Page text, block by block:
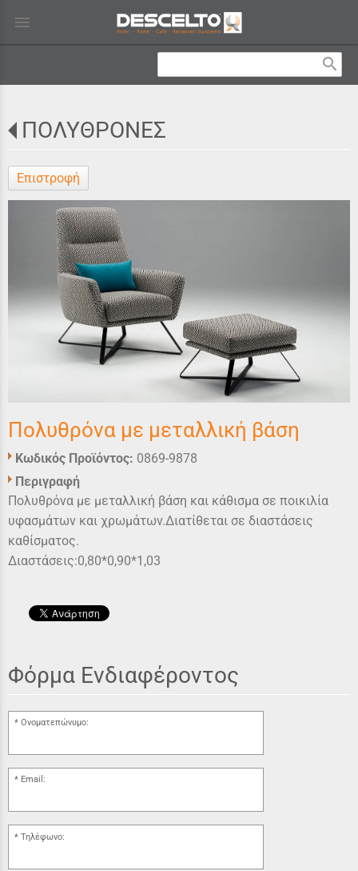
menu
search
ΠΟΛΥΘΡΟΝΕΣ
Επιστροφή
Πολυθρόνα με μεταλλική βάση
Κωδικός Προϊόντος: 0869-9878
Περιγραφή
Πολυθρόνα με μεταλλική βάση και κάθισμα σε ποικιλία
υφασμάτων και χρωμάτων.Διατίθεται σε διαστάσεις
καθίσματος.
Διαστάσεις:0,80*0,90*1,03
Φόρμα Ενδιαφέροντος
Ονοματεπώνυμο:
Email:
Τηλέφωνο: